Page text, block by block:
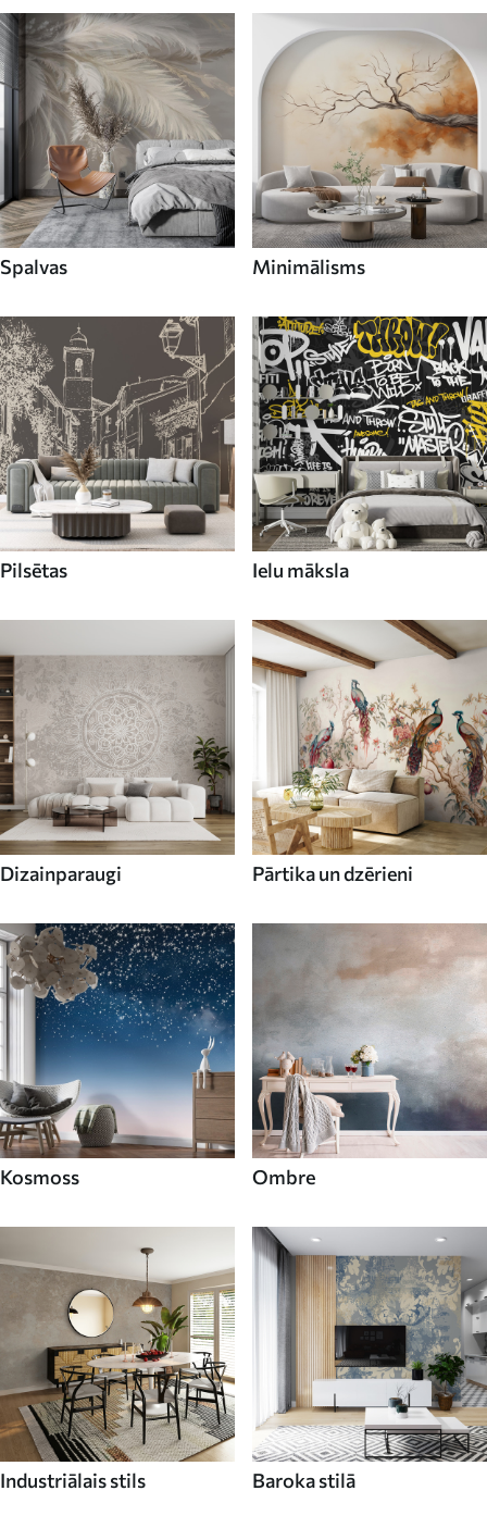
Spalvas Minimālisms
Pilsētas Ielu māksla
Dizainparaugi Pārtika un dzērieni
Kosmoss Ombre
Industriālais stils Baroka stilā